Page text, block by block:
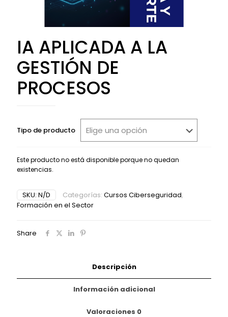
IA APLICADA A LA
GESTIÓN DE
PROCESOS
Tipo de producto
Este producto no está disponible porque no quedan
existencias.
SKU: N/D Categorías: Cursos Ciberseguridad,
Formación en el Sector
Share
Descripción
Información adicional
Valoraciones 0